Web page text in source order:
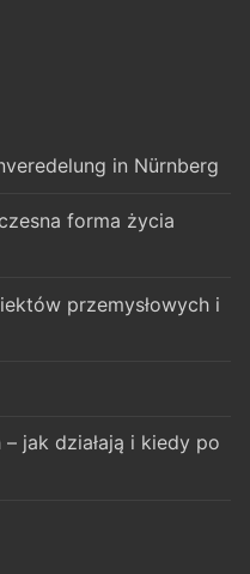
in Nürnberg
forma życia
przemysłowych i
jak działają i kiedy po